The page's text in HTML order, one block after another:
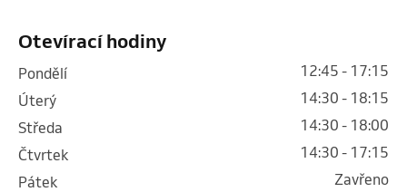
Otevírací hodiny
pondělí
12:45 - 17:15
úterý
14:30 - 18:15
středa
14:30 - 18:00
čtvrtek
14:30 - 17:15
pátek
Zavřeno